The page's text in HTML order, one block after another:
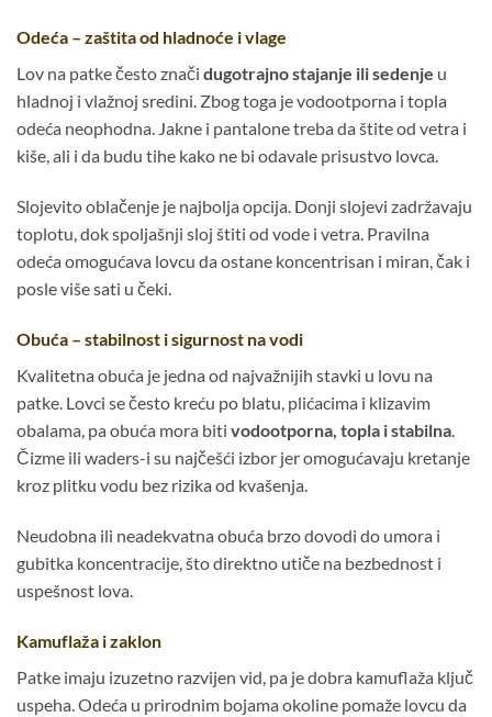
Odeća – zaštita od hladnoće i vlage
Lov na patke često znači dugotrajno stajanje ili sedenje u
hladnoj i vlažnoj sredini. Zbog toga je vodootporna i topla
odeća neophodna. Jakne i pantalone treba da štite od vetra i
kiše, ali i da budu tihe kako ne bi odavale prisustvo lovca.
Slojevito oblačenje je najbolja opcija. Donji slojevi zadržavaju
toplotu, dok spoljašnji sloj štiti od vode i vetra. Pravilna
odeća omogućava lovcu da ostane koncentrisan i miran, čak i
posle više sati u čeki.
Obuća – stabilnost i sigurnost na vodi
Kvalitetna obuća je jedna od najvažnijih stavki u lovu na
patke. Lovci se često kreću po blatu, plićacima i klizavim
obalama, pa obuća mora biti vodootporna, topla i stabilna.
Čizme ili waders-i su najčešći izbor jer omogućavaju kretanje
kroz plitku vodu bez rizika od kvašenja.
Neudobna ili neadekvatna obuća brzo dovodi do umora i
gubitka koncentracije, što direktno utiče na bezbednost i
uspešnost lova.
Kamuflaža i zaklon
Patke imaju izuzetno razvijen vid, pa je dobra kamuflaža ključ
uspeha. Odeća u prirodnim bojama okoline pomaže lovcu da